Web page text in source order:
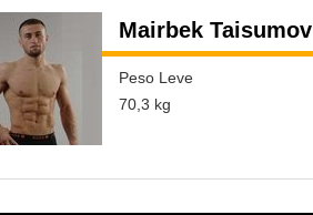
Mairbek Taisumov
Peso Leve
70,3 kg